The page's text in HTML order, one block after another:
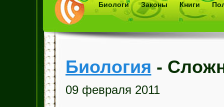
Биологи Законы Книги
Биология -
09 февраля 2011